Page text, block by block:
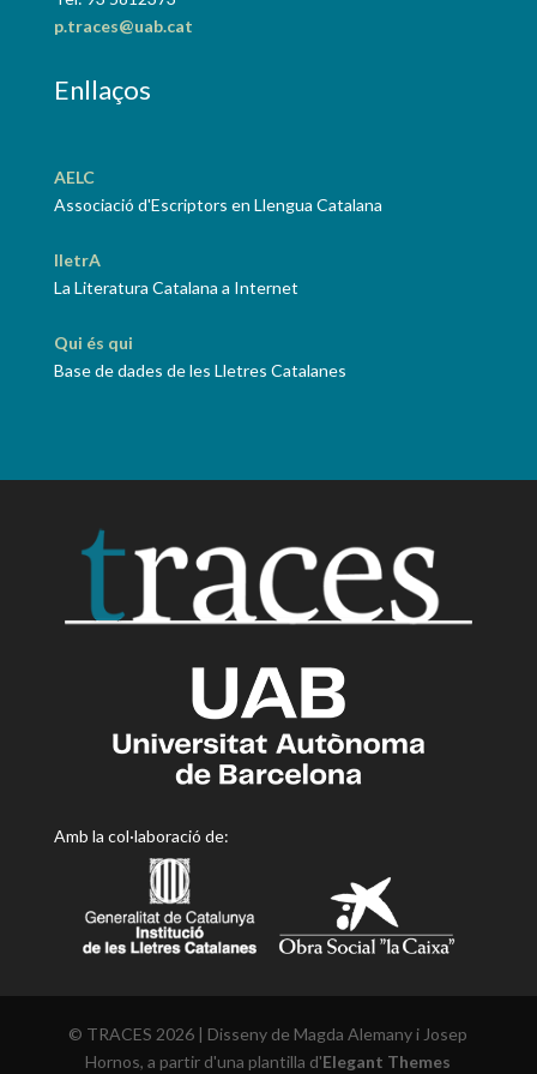
p.traces@uab.cat
Enllaços
AELC
Associació d'Escriptors en Llengua Catalana
lletrA
La Literatura Catalana a Internet
Qui és qui
Base de dades de les Lletres Catalanes
Amb la col·laboració de:
© TRACES 2026 | Disseny de Magda Alemany i Josep
Hornos, a partir d'una plantilla d'Elegant Themes